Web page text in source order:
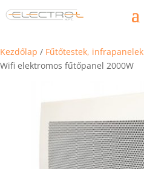
Kezdőlap / Fűtőtestek, infrapanelek
Wifi elektromos fűtőpanel 2000W